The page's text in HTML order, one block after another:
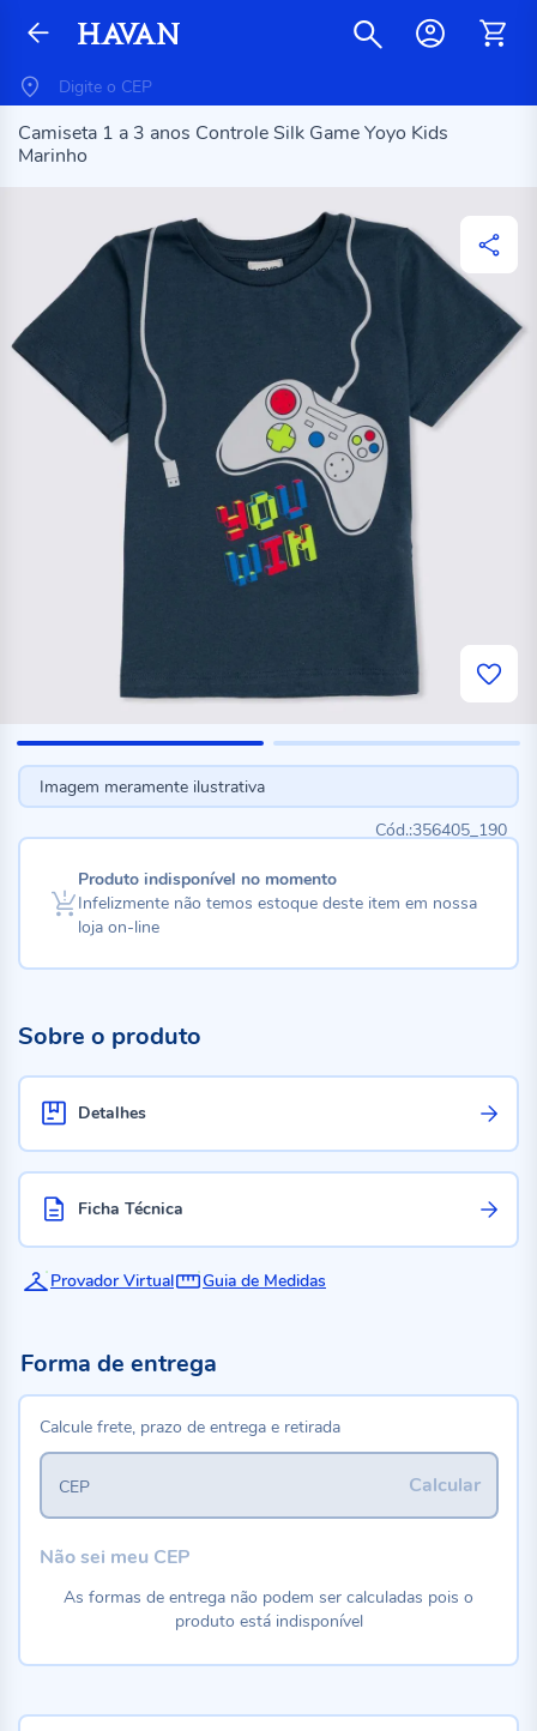
Camiseta 1 a 3 anos Controle Silk Game Yoyo Kids
Marinho
Imagem meramente ilustrativa
356405_190
Produto indisponível no momento
Infelizmente não temos estoque deste item em nossa
loja on-line
Sobre o produto
Detalhes
Ficha Técnica
Provador Virtual Guia de Medidas
Forma de entrega
Calcule frete, prazo de entrega e retirada
Calcular
CEP
Não sei meu CEP
As formas de entrega não podem ser calculadas pois o
produto está indisponível